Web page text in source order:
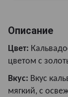
Описание
Цвет:
цветом с
Вкус: Вкус
мягкий, с